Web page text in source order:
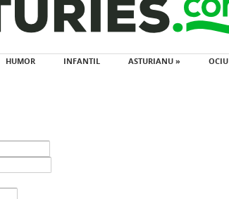
HUMOR INFANTIL ASTURIANU » OCIU